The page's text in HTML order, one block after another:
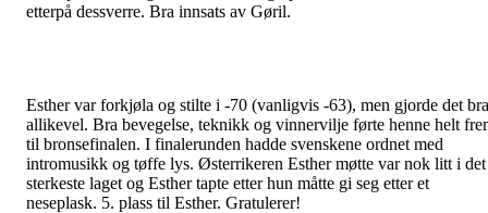
etterpå dessverre. Bra innsats av Gøril.
Esther var forkjøla og stilte i -70 (vanligvis -63), men gjorde det bra
allikevel. Bra bevegelse, teknikk og vinnervilje førte henne helt
til bronsefinalen. I finalerunden hadde svenskene ordnet med
intromusikk og tøffe lys. Østerrikeren Esther møtte var nok litt i det
sterkeste laget og Esther tapte etter hun måtte gi seg etter et
neseplask. 5. plass til Esther. Gratulerer!